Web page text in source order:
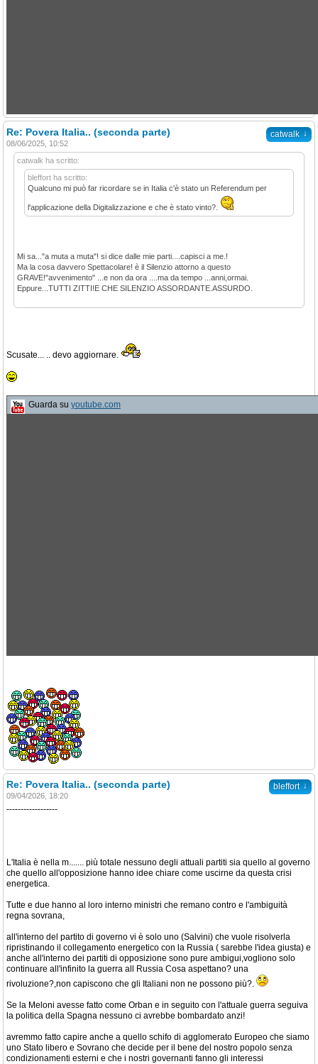
catwalk ↓
Re: Povera Italia.. (seconda parte)
08/06/2025, 10:52
catwalk ha scritto:
bleffort ha scritto:
Qualcuno mi può far ricordare se in Italia c'è stato un Referendum per
l'applicazione della Digitalizzazione e che è stato vinto?.
Mi sa..."a muta a muta"! si dice dalle mie parti....capisci a me.!
Ma la cosa davvero Spettacolare! è il Silenzio attorno a questo
GRAVE!"avvenimento" ...e non da ora ....ma da tempo ...anni,ormai.
Eppure...TUTTI ZITTI!E CHE SILENZIO ASSORDANTE.ASSURDO.
Scusate... .. devo aggiornare.
Guarda su youtube.com
bleffort ↓
Re: Povera Italia.. (seconda parte)
09/04/2026, 18:20
------------------
L'Italia è nella m....... più totale nessuno degli attuali partiti sia quello al governo
che quello all'opposizione hanno idee chiare come uscirne da questa crisi
energetica.
Tutte e due hanno al loro interno ministri che remano contro e l'ambiguità
regna sovrana,
all'interno del partito di governo vi è solo uno (Salvini) che vuole risolverla
ripristinando il collegamento energetico con la Russia ( sarebbe l'idea giusta) e
anche all'interno dei partiti di opposizione sono pure ambigui,vogliono solo
continuare all'infinito la guerra all Russia Cosa aspettano? una
rivoluzione?,non capiscono che gli Italiani non ne possono più?.
Se la Meloni avesse fatto come Orban e in seguito con l'attuale guerra seguiva
la politica della Spagna nessuno ci avrebbe bombardato anzi!
avremmo fatto capire anche a quello schifo di agglomerato Europeo che siamo
uno Stato libero e Sovrano che decide per il bene del nostro popolo senza
condizionamenti esterni e che i nostri governanti fanno gli interessi